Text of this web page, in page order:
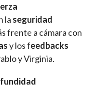
la seguridad
frente a cámara con
y los feedbacks
y Virginia.